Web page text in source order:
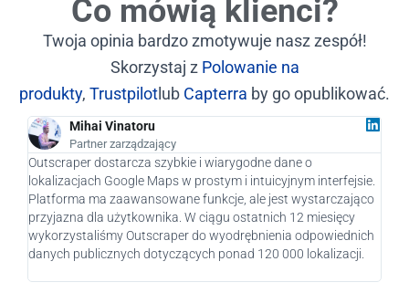
Co mówią klienci?
Twoja opinia bardzo zmotywuje nasz zespół!
Skorzystaj z Polowanie na
produkty, Trustpilot lub Capterra by go opublikować.
Mihai Vinatoru
Partner zarządzający
Outscraper dostarcza szybkie i wiarygodne dane o
lokalizacjach Google Maps w prostym i intuicyjnym interfejsie.
Platforma ma zaawansowane funkcje, ale jest wystarczająco
przyjazna dla użytkownika. W ciągu ostatnich 12 miesięcy
wykorzystaliśmy Outscraper do wyodrębnienia odpowiednich
danych publicznych dotyczących ponad 120 000 lokalizacji.